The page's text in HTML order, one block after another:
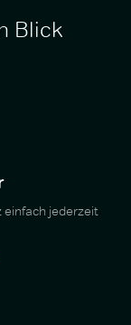
Blick
einfach jederzeit